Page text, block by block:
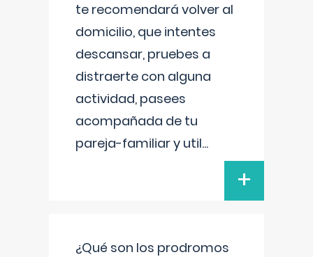
te recomendará volver al
domicilio, que intentes
descansar, pruebes a
distraerte con alguna
actividad, pasees
acompañada de tu
pareja-familiar y util...
+
¿Qué son los prodromos